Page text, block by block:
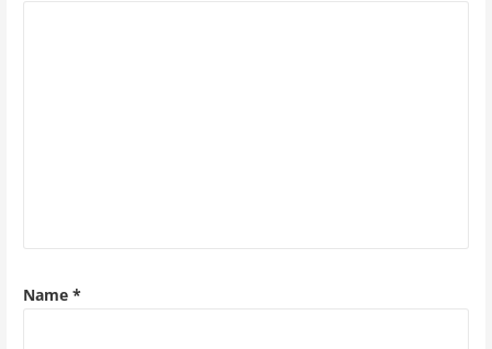
aName *